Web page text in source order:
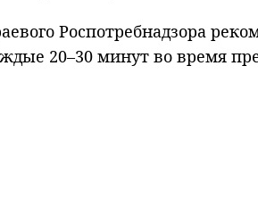
Роспотребнадзора
20–30 минут во время